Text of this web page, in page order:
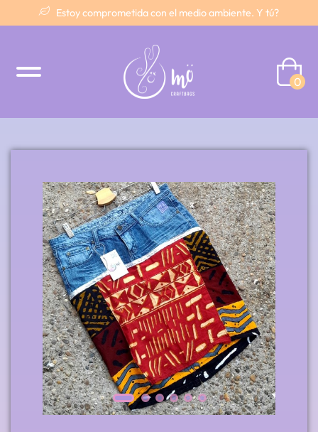
Estoy comprometida con el medio ambiente. Y tú?
0